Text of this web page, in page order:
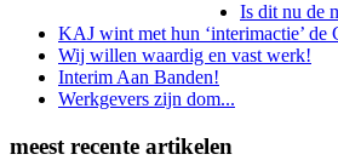
Is dit nu de
KAJ wint met hun ‘interimactie’ de
Wij willen waardig en vast werk!
Interim Aan Banden!
Werkgevers zijn dom...
meest recente artikelen